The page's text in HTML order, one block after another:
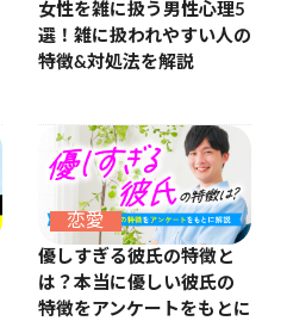
女性を雑に扱う男性心理5
選！雑に扱われやすい人の
特徴&対処法を解説
恋愛
優しすぎる彼氏の特徴と
は？本当に優しい彼氏の
特徴をアンケートをもとに